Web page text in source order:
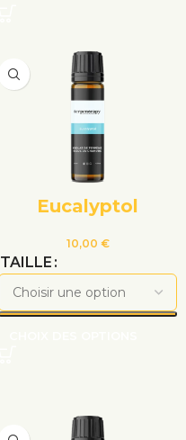
Eucalyptol
10,00 €
TAILLE